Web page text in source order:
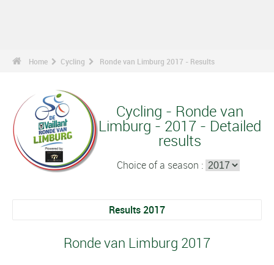
Home Cycling Ronde van Limburg 2017 - Results
Cycling - Ronde van
Limburg - 2017 - Detailed
results
Choice of a season :
Results 2017
Ronde van Limburg 2017